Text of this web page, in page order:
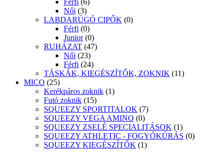
Női (3)
LABDARÚGÓ CIPŐK (0)
Férfi (0)
Junior (0)
RUHÁZAT (47)
Női (23)
Férfi (24)
TÁSKÁK, KIEGÉSZÍTŐK, ZOKNIK (11)
MICO (25)
Kerékpáros zoknik (1)
Futó zoknik (15)
SQUEEZY SPORTITALOK (7)
SQUEEZY VEGA AMINO (0)
SQUEEZY ZSELÉ SPECIALITÁSOK (1)
SQUEEZY ATHLETIC - FOGYÓKÚRÁS (0)
SQUEEZY KIEGÉSZÍTŐK (1)